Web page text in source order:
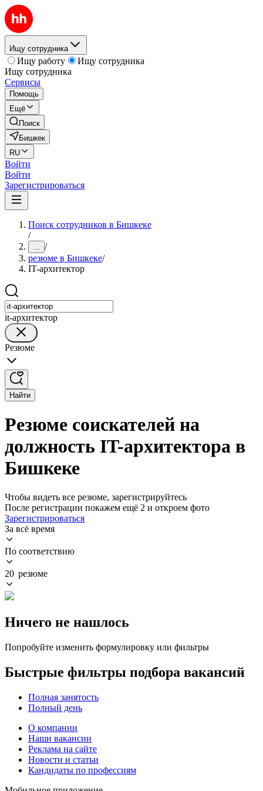
Ищу сотрудника
Ищу работу
Ищу сотрудника
Ищу сотрудника
Сервисы
Помощь
Ещё
Поиск
Бишкек
RU
Войти
Войти
Зарегистрироваться
Поиск сотрудников в Бишкеке
/
... /
резюме в Бишкеке/
IT-архитектор
it-архитектор
Резюме
Найти
Резюме соискателей на
должность IT-архитектора в
Бишкеке
Чтобы видеть все резюме, зарегистрируйтесь
После регистрации покажем ещё 2 и откроем фото
Зарегистрироваться
За всё время
По соответствию
20 резюме
Ничего не нашлось
Попробуйте изменить формулировку или фильтры
Быстрые фильтры подбора вакансий
Полная занятость
Полный день
О компании
Наши вакансии
Реклама на сайте
Новости и статьи
Кандидаты по профессиям